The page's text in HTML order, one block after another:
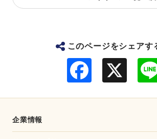
このページをシェアす
企業情報